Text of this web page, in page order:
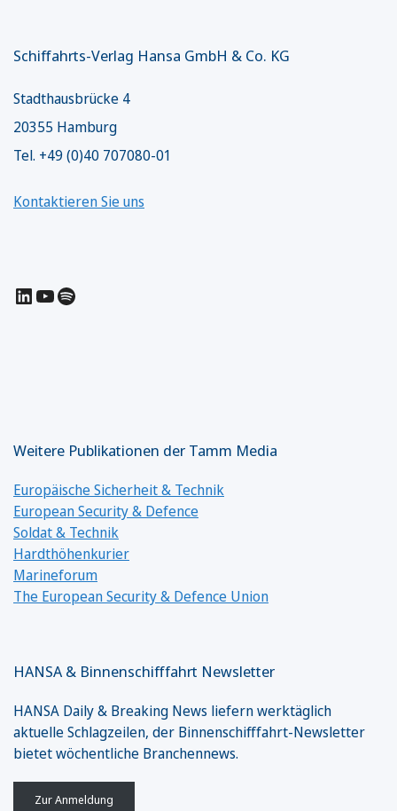
Schiffahrts-Verlag Hansa GmbH & Co. KG
Stadthausbrücke 4
20355 Hamburg
Tel. +49 (0)40 707080-01
Kontaktieren Sie uns
LinkedIn
YouTube
Spotify
Weitere Publikationen der Tamm Media
Europäische Sicherheit & Technik
European Security & Defence
Soldat & Technik
Hardthöhenkurier
Marineforum
The European Security & Defence Union
HANSA & Binnenschifffahrt Newsletter
HANSA Daily & Breaking News liefern werktäglich
aktuelle Schlagzeilen, der Binnenschifffahrt-Newsletter
bietet wöchentliche Branchennews.
Zur Anmeldung